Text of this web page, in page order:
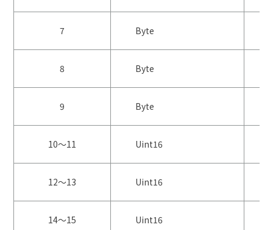
7 Byte
8 Byte
9 Byte
10～11 Uint16
12～13 Uint16
14～15 Uint16